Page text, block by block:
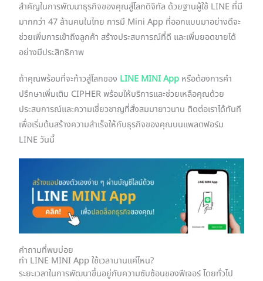
สำคัญในการพัฒนาธุรกิจของคุณสู่โลกดิจิทัล ด้วยฐานผู้ใช้ LINE ที่มี
มากกว่า 47 ล้านคนในไทย การมี Mini App ที่ออกแบบมาอย่างดีจะ
ช่วยเพิ่มการเข้าถึงลูกค้า สร้างประสบการณ์ที่ดี และเพิ่มยอดขายได้
อย่างมีประสิทธิภาพ
ถ้าคุณพร้อมที่จะก้าวสู่โลกของ LINE MINI App หรือต้องการคำ
ปรึกษาเพิ่มเติม CIPHER พร้อมให้บริการและช่วยเหลือคุณด้วย
ประสบการณ์และความเชี่ยวชาญที่สั่งสมมายาวนาน ติดต่อเราได้ทันที
เพื่อเริ่มต้นสร้างความสำเร็จให้กับธุรกิจของคุณบนแพลตฟอร์ม
LINE วันนี้
คำถามที่พบบ่อย
ทำ LINE MINI App ใช้เวลานานแค่ไหน?
ระยะเวลาในการพัฒนาขึ้นอยู่กับความซับซ้อนของฟีเจอร์ โดยทั่วไป